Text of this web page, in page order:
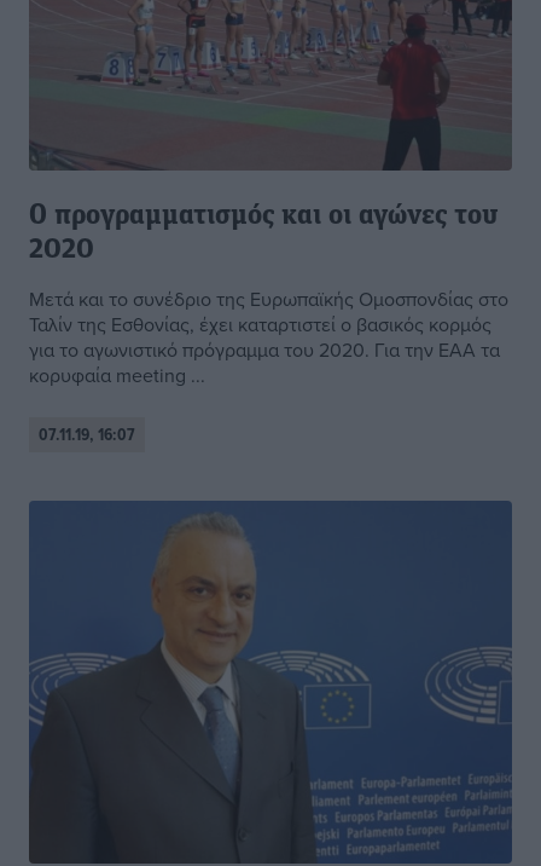
Ο προγραμματισμός και οι αγώνες του
2020
Μετά και το συνέδριο της Ευρωπαϊκής Ομοσπονδίας στο
Ταλίν της Εσθονίας, έχει καταρτιστεί ο βασικός κορμός
για το αγωνιστικό πρόγραμμα του 2020. Για την ΕΑΑ τα
κορυφαία meeting ...
07.11.19, 16:07